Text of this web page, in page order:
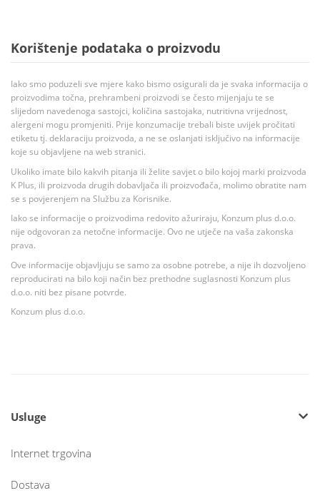
Korištenje podataka o proizvodu
Iako smo poduzeli sve mjere kako bismo osigurali da je svaka informacija o
proizvodima točna, prehrambeni proizvodi se često mijenjaju te se
slijedom navedenoga sastojci, količina sastojaka, nutritivna vrijednost,
alergeni mogu promjeniti. Prije konzumacije trebali biste uvijek pročitati
etiketu tj. deklaraciju proizvoda, a ne se oslanjati isključivo na informacije
koje su objavljene na web stranici.
Ukoliko imate bilo kakvih pitanja ili želite savjet o bilo kojoj marki proizvoda
K Plus, ili proizvoda drugih dobavljača ili proizvođača, molimo obratite nam
se s povjerenjem na Službu za Korisnike.
Iako se informacije o proizvodima redovito ažuriraju, Konzum plus d.o.o.
nije odgovoran za netočne informacije. Ovo ne utječe na vaša zakonska
prava.
Ove informacije objavljuju se samo za osobne potrebe, a nije ih dozvoljeno
reproducirati na bilo koji način bez prethodne suglasnosti Konzum plus
d.o.o. niti bez pisane potvrde.
Konzum plus d.o.o.
Usluge
Internet trgovina
Dostava